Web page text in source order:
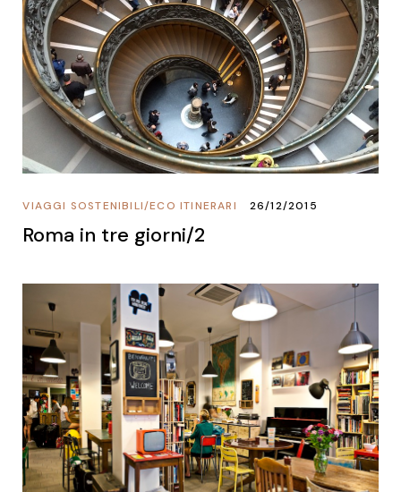
ECO ITINERARI
/
VIAGGI SOSTENIBILI 26/12/2015
Roma in tre giorni/2